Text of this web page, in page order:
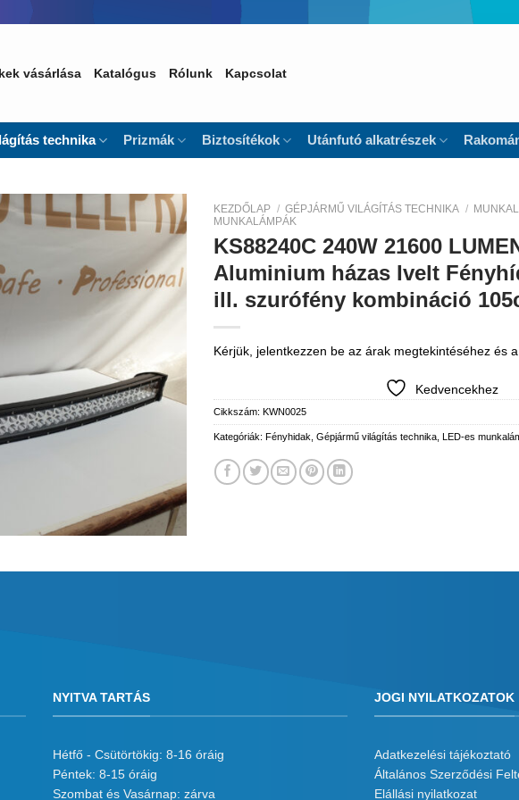
vásárlása Katalógus Rólunk Kapcsolat
technika Prizmák Biztosítékok Utánfutó alkatrészek
Kedvencekhez
KEZDŐLAP / GÉPJÁRMŰ VILÁGÍTÁS TECHNIKA /
MUNKALÁMPÁK
KS88240C 240W 21600
Aluminium házas Ivelt
ill. szurófény kombináció
Kérjük, jelentkezzen be az árak megtekintéséhez és
Kedvencekhez
Cikkszám: KWN0025
Kategóriák: Fényhidak Gépjármű világítás technika LED-es
NYITVA TARTÁS
Hétfő - Csütörtökig: 8-16 óráig
Péntek: 8-15 óráig
Szombat és Vasárnap: zárva
JOGI NYILATKOZATOK
Adatkezelési tájékoztató
Általános Szerződési
Elállási nyilatkozat